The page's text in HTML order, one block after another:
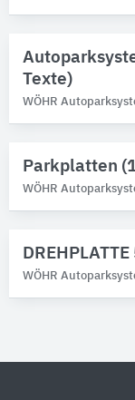
Texte)
WÖHR
Parkplatten
WÖHR
WÖHR